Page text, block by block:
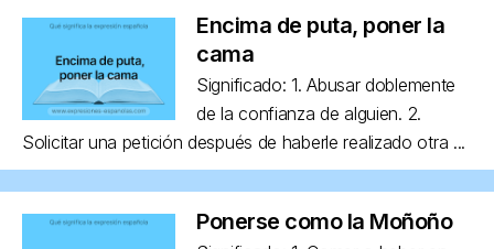
Encima de puta, poner la
cama
Significado: 1. Abusar doblemente
de la confianza de alguien. 2.
Solicitar una petición después de haberle realizado otra ...
Ponerse como la Moñoño